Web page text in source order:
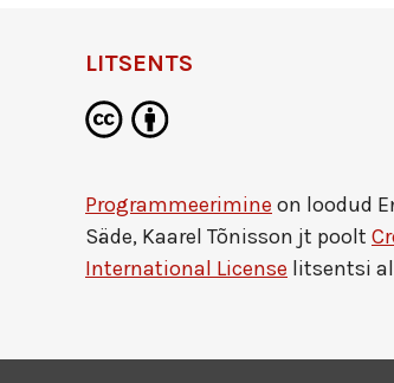
LITSENTS
Programmeerimine on loodud
Säde, Kaarel Tõnisson jt poolt
International License litsentsi